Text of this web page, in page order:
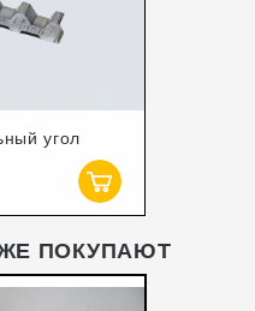
угол
ПОКУПАЮТ